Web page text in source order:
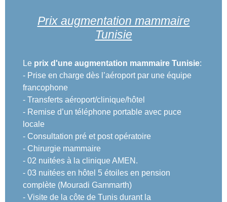
Prix augmentation mammaire
Tunisie
Le prix d'une augmentation mammaire Tunisie:
- Prise en charge dès l’aéroport par une équipe
francophone
- Transferts aéroport/clinique/hôtel
- Remise d’un téléphone portable avec puce
locale
- Consultation pré et post opératoire
- Chirurgie mammaire
- 02 nuitées à la clinique AMEN.
- 03 nuitées en hôtel 5 étoiles en pension
complète (Mouradi Gammarth)
- Visite de la côte de Tunis durant la